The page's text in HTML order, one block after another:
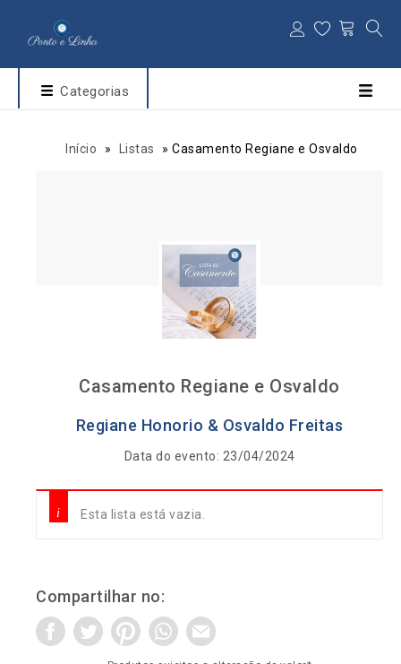
Categorias
Início » Listas »Casamento Regiane e Osvaldo
Casamento Regiane e Osvaldo
Regiane Honorio & Osvaldo Freitas
Data do evento: 23/04/2024
Esta lista está vazia.
Compartilhar no: